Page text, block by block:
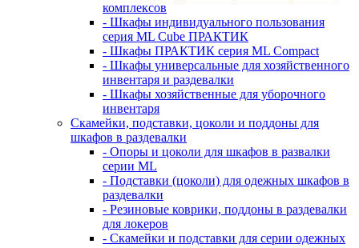
комплексов
- Шкафы индивидуального пользования
серия ML Cube ПРАКТИК
- Шкафы ПРАКТИК серия ML Compact
- Шкафы универсальные для хозяйственного
инвентаря и раздевалки
- Шкафы хозяйственные для уборочного
инвентаря
Скамейки, подставки, цоколи и поддоны для
шкафов в раздевалки
- Опоры и цоколи для шкафов в развалки
серии ML
- Подставки (цоколи) для одежных шкафов в
раздевалки
- Резиновые коврики, поддоны в раздевалки
для локеров
- Скамейки и подставки для серии одежных